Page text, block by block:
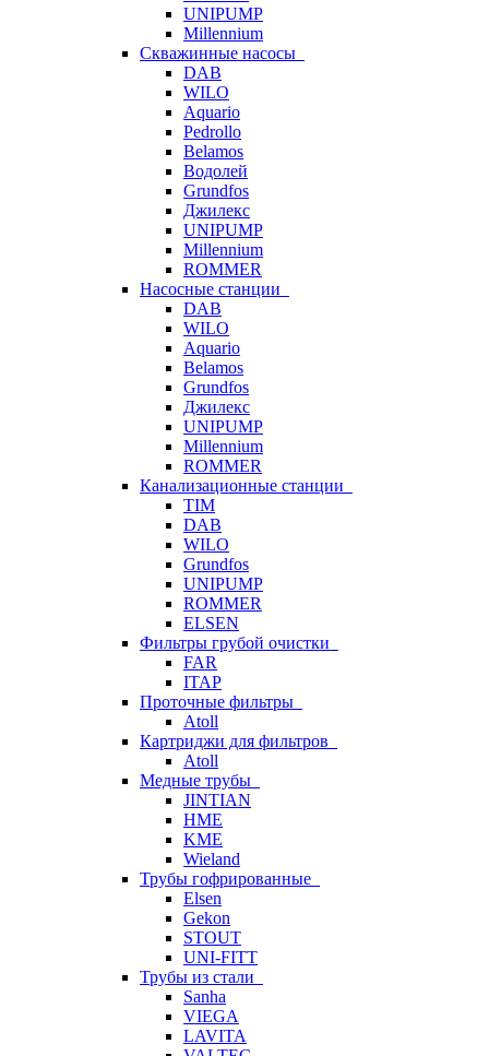
UNIPUMP
Millennium
Скважинные насосы
DAB
WILO
Aquario
Pedrollo
Belamos
Водолей
Grundfos
Джилекс
UNIPUMP
Millennium
ROMMER
Насосные станции
DAB
WILO
Aquario
Belamos
Grundfos
Джилекс
UNIPUMP
Millennium
ROMMER
Канализационные станции
TIM
DAB
WILO
Grundfos
UNIPUMP
ROMMER
ELSEN
Фильтры грубой очистки
FAR
ITAP
Проточные фильтры
Atoll
Картриджи для фильтров
Atoll
Медные трубы
JINTIAN
HME
KME
Wieland
Трубы гофрированные
Elsen
Gekon
STOUT
UNI-FITT
Трубы из стали
Sanha
VIEGA
LAVITA